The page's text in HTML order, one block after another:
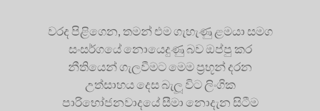
වරද පිළිගෙන, තමන් එම ගැහැණු ළමයා සමග
සංසර්ගයේ නොයෙදුණු බව ඔප්පු කර
නීතියෙන් ගැලවීමට මෙම ප්‍රභූන් දරන
උත්සාහය දෙස බැලූ විට ලිංගික
පාරිභෝජනවාදයේ සීමා නොදැන සිටීම